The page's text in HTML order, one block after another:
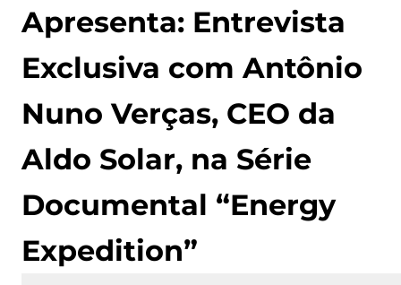
Apresenta: Entrevista
Exclusiva com Antônio
Nuno Verças, CEO da
Aldo Solar, na Série
Documental “Energy
Expedition”